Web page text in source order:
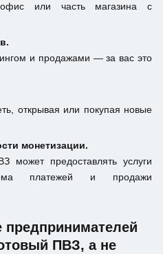
или часть магазина с
и продажами — за вас это
открывая или покупая новые
монетизации.
может предоставлять услуги
платежей и продажи
ПВЗ, а не